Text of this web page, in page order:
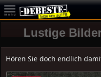
Lustige
Hören Sie doch endlich